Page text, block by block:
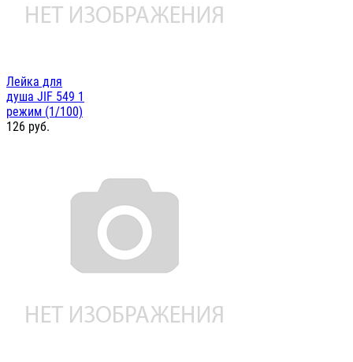
Лейка для
душа JIF 549 1
режим (1/100)
126 руб.